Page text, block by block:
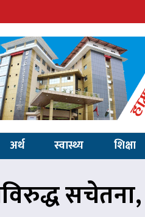
अर्थ स्वास्थ्य शिक्षा
सचेतना,